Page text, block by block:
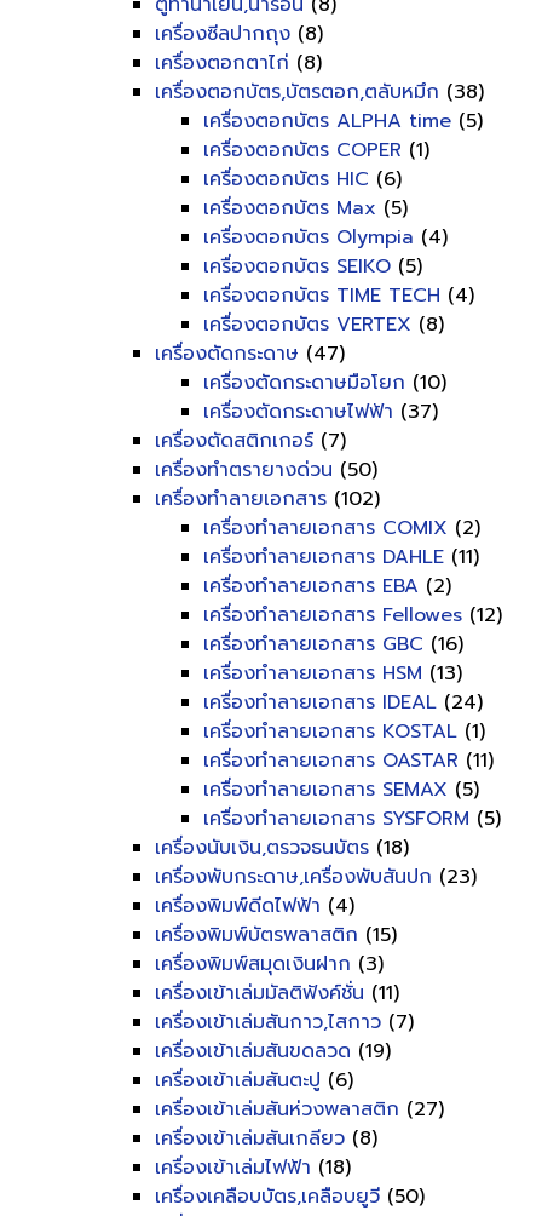
เครื่องซีลปากถุง (8)
เครื่องตอกตาไก่ (8)
เครื่องตอกบัตร,บัตรตอก,ตลับหมึก (38)
เครื่องตอกบัตร ALPHA time (5)
เครื่องตอกบัตร COPER (1)
เครื่องตอกบัตร HIC (6)
เครื่องตอกบัตร Max (5)
เครื่องตอกบัตร Olympia (4)
เครื่องตอกบัตร SEIKO (5)
เครื่องตอกบัตร TIME TECH (4)
เครื่องตอกบัตร VERTEX (8)
เครื่องตัดกระดาษ (47)
เครื่องตัดกระดาษมือโยก (10)
เครื่องตัดกระดาษไฟฟ้า (37)
เครื่องตัดสติกเกอร์ (7)
เครื่องทำตรายางด่วน (50)
เครื่องทำลายเอกสาร (102)
เครื่องทำลายเอกสาร COMIX (2)
เครื่องทำลายเอกสาร DAHLE (11)
เครื่องทำลายเอกสาร EBA (2)
เครื่องทำลายเอกสาร Fellowes (12)
เครื่องทำลายเอกสาร GBC (16)
เครื่องทำลายเอกสาร HSM (13)
เครื่องทำลายเอกสาร IDEAL (24)
เครื่องทำลายเอกสาร KOSTAL (1)
เครื่องทำลายเอกสาร OASTAR (11)
เครื่องทำลายเอกสาร SEMAX (5)
เครื่องทำลายเอกสาร SYSFORM (5)
เครื่องนับเงิน,ตรวจธนบัตร (18)
เครื่องพับกระดาษ,เครื่องพับสันปก (23)
เครื่องพิมพ์ดีดไฟฟ้า (4)
เครื่องพิมพ์บัตรพลาสติก (15)
เครื่องพิมพ์สมุดเงินฝาก (3)
เครื่องเข้าเล่มมัลติฟังค์ชั่น (11)
เครื่องเข้าเล่มสันกาว,ไสกาว (7)
เครื่องเข้าเล่มสันขดลวด (19)
เครื่องเข้าเล่มสันตะปู (6)
เครื่องเข้าเล่มสันห่วงพลาสติก (27)
เครื่องเข้าเล่มสันเกลียว (8)
เครื่องเข้าเล่มไฟฟ้า (18)
เครื่องเคลือบบัตร,เคลือบยูวี (50)